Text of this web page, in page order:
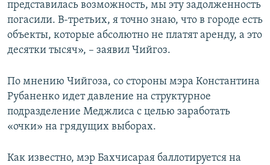
представилась возможность, мы эту задолженность
погасили. В-третьих, я точно знаю, что в городе есть
объекты, которые абсолютно не платят аренду, а это
десятки тысяч», – заявил Чийгоз.
По мнению Чийгоза, со стороны мэра Константина
Рубаненко идет давление на структурное
подразделение Меджлиса с целью заработать
«очки» на грядущих выборах.
Как известно, мэр Бахчисарая баллотируется на